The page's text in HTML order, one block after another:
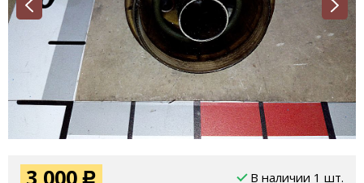
3 000 Р В наличии 1 шт.